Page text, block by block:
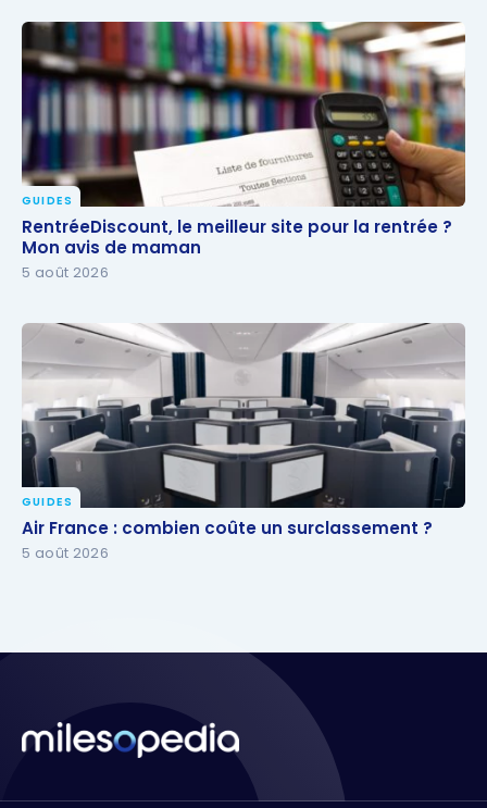
RentréeDiscount, le meilleur site pour la rentrée ?
Mon avis de maman
GUIDES
RentréeDiscount, le meilleur site pour la rentrée ?
Mon avis de maman
5 août 2026
Air France : combien coûte un surclassement ?
GUIDES
Air France : combien coûte un surclassement ?
5 août 2026